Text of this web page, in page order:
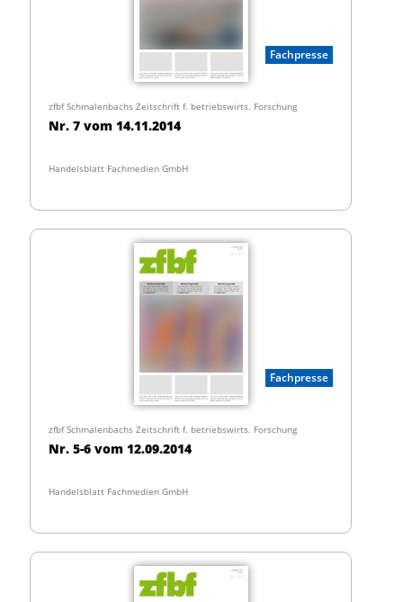
Fachpresse
zfbf Schmalenbachs Zeitschrift f. betriebswirts. Forschung
Nr. 7 vom 14.11.2014
Handelsblatt Fachmedien GmbH
Fachpresse
zfbf Schmalenbachs Zeitschrift f. betriebswirts. Forschung
Nr. 5-6 vom 12.09.2014
Handelsblatt Fachmedien GmbH